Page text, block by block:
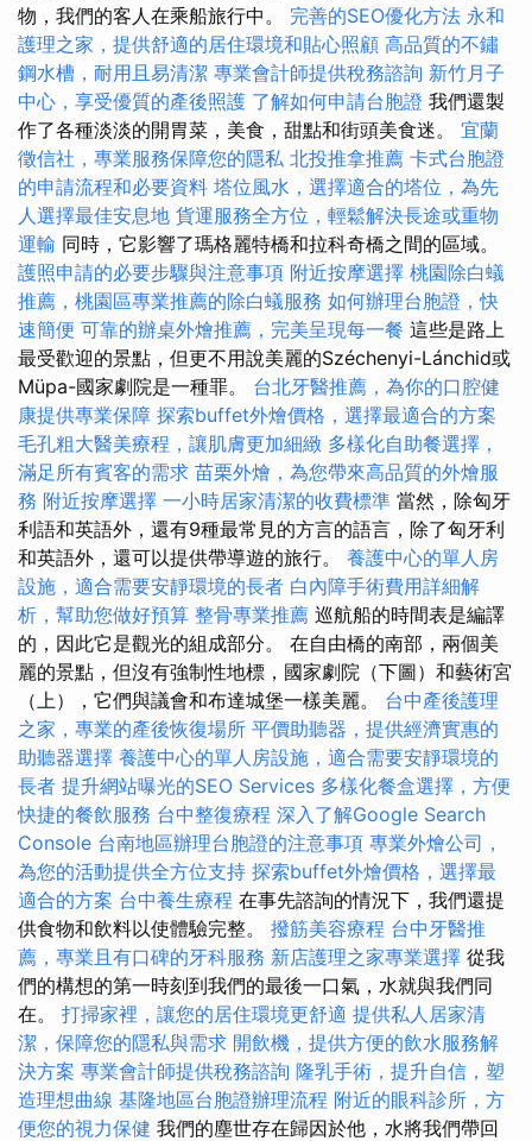
物，我們的客人在乘船旅行中。 完善的SEO優化方法 永和
護理之家，提供舒適的居住環境和貼心照顧 高品質的不鏽
鋼水槽，耐用且易清潔 專業會計師提供稅務諮詢 新竹月子
中心，享受優質的產後照護 了解如何申請台胞證 我們還製
作了各種淡淡的開胃菜，美食，甜點和街頭美食迷。 宜蘭
徵信社，專業服務保障您的隱私 北投推拿推薦 卡式台胞證
的申請流程和必要資料 塔位風水，選擇適合的塔位，為先
人選擇最佳安息地 貨運服務全方位，輕鬆解決長途或重物
運輸 同時，它影響了瑪格麗特橋和拉科奇橋之間的區域。
護照申請的必要步驟與注意事項 附近按摩選擇 桃園除白蟻
推薦，桃園區專業推薦的除白蟻服務 如何辦理台胞證，快
速簡便 可靠的辦桌外燴推薦，完美呈現每一餐 這些是路上
最受歡迎的景點，但更不用說美麗的Széchenyi-Lánchid或
Müpa-國家劇院是一種罪。 台北牙醫推薦，為你的口腔健
康提供專業保障 探索buffet外燴價格，選擇最適合的方案
毛孔粗大醫美療程，讓肌膚更加細緻 多樣化自助餐選擇，
滿足所有賓客的需求 苗栗外燴，為您帶來高品質的外燴服
務 附近按摩選擇 一小時居家清潔的收費標準 當然，除匈牙
利語和英語外，還有9種最常見的方言的語言，除了匈牙利
和英語外，還可以提供帶導遊的旅行。 養護中心的單人房
設施，適合需要安靜環境的長者 白內障手術費用詳細解
析，幫助您做好預算 整骨專業推薦 巡航船的時間表是編譯
的，因此它是觀光的組成部分。 在自由橋的南部，兩個美
麗的景點，但沒有強制性地標，國家劇院（下圖）和藝術宮
（上），它們與議會和布達城堡一樣美麗。 台中產後護理
之家，專業的產後恢復場所 平價助聽器，提供經濟實惠的
助聽器選擇 養護中心的單人房設施，適合需要安靜環境的
長者 提升網站曝光的SEO Services 多樣化餐盒選擇，方便
快捷的餐飲服務 台中整復療程 深入了解Google Search
Console 台南地區辦理台胞證的注意事項 專業外燴公司，
為您的活動提供全方位支持 探索buffet外燴價格，選擇最
適合的方案 台中養生療程 在事先諮詢的情況下，我們還提
供食物和飲料以使體驗完整。 撥筋美容療程 台中牙醫推
薦，專業且有口碑的牙科服務 新店護理之家專業選擇 從我
們的構想的第一時刻到我們的最後一口氣，水就與我們同
在。 打掃家裡，讓您的居住環境更舒適 提供私人居家清
潔，保障您的隱私與需求 開飲機，提供方便的飲水服務解
決方案 專業會計師提供稅務諮詢 隆乳手術，提升自信，塑
造理想曲線 基隆地區台胞證辦理流程 附近的眼科診所，方
便您的視力保健 我們的塵世存在歸因於他，水將我們帶回